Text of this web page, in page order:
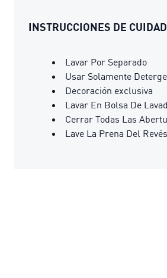
INSTRUCCIONES DE
Lavar Por Separado
Usar Solamente
Decoración exclusiva
Lavar En Bolsa De
Cerrar Todas Las
Lave La Prena Del Revés